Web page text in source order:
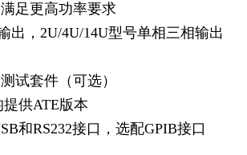
足更高功率要求
出，2U/4U/14U型号单相三相输出
试套件（可选）
供ATE版本
和RS232接口，选配GPIB接口